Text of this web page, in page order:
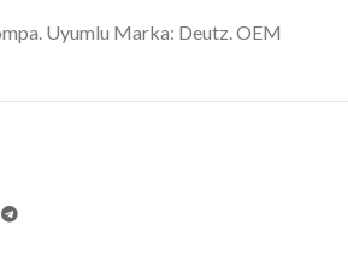
Uyumlu Marka: Deutz. OEM